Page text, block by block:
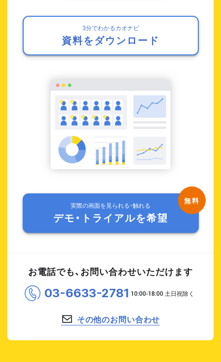
3分でわかるカオナビ
資料をダウンロード
実際の画面を見られる・触れる
デモ・トライアルを希望
お電話でも、お問い合わせいただけます
03-6633-2781
その他のお問い合わせ